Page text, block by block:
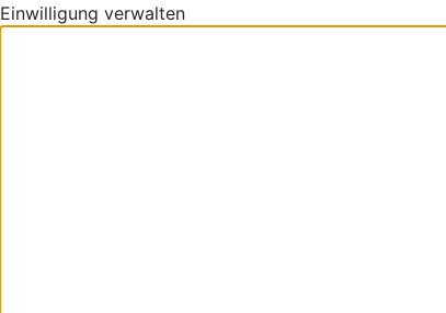
Einwilligung verwalten